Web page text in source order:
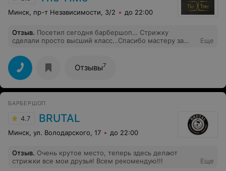
Минск, пр-т Независимости, 3/2 до 22:00
Отзыв. Посетил сегодня барбершоп… Стрижку
сделали просто высший класс…Спасибо мастеру за
Еще
Отзывы7
БАРБЕРШОП
4.7 BRUTAL
Минск, ул. Володарского, 17 до 22:00
Отзыв. Очень крутое место, теперь здесь делают
стрижки все мои друзья! Всем рекомендую!!!
Еще